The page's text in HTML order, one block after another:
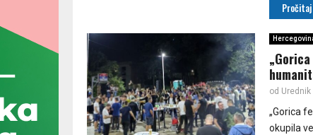
Pročitaj
od Urednik
„Gorica
okupila